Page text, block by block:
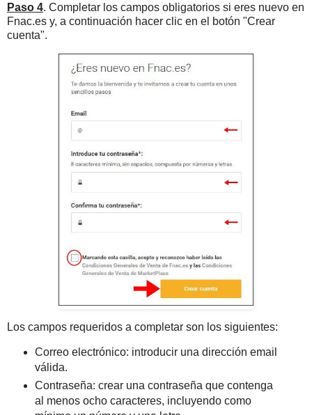
Paso 4. Completar los campos obligatorios si eres nuevo en
Fnac.es y, a continuación hacer clic en el botón "Crear
cuenta".
Los campos requeridos a completar son los siguientes:
Correo electrónico: introducir una dirección email
válida.
Contraseña: crear una contraseña que contenga
al menos ocho caracteres, incluyendo como